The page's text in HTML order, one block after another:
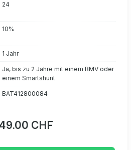
24
10%
1 Jahr
Ja, bis zu 2 Jahre mit einem BMV oder
einem Smartshunt
BAT412800084
CHF